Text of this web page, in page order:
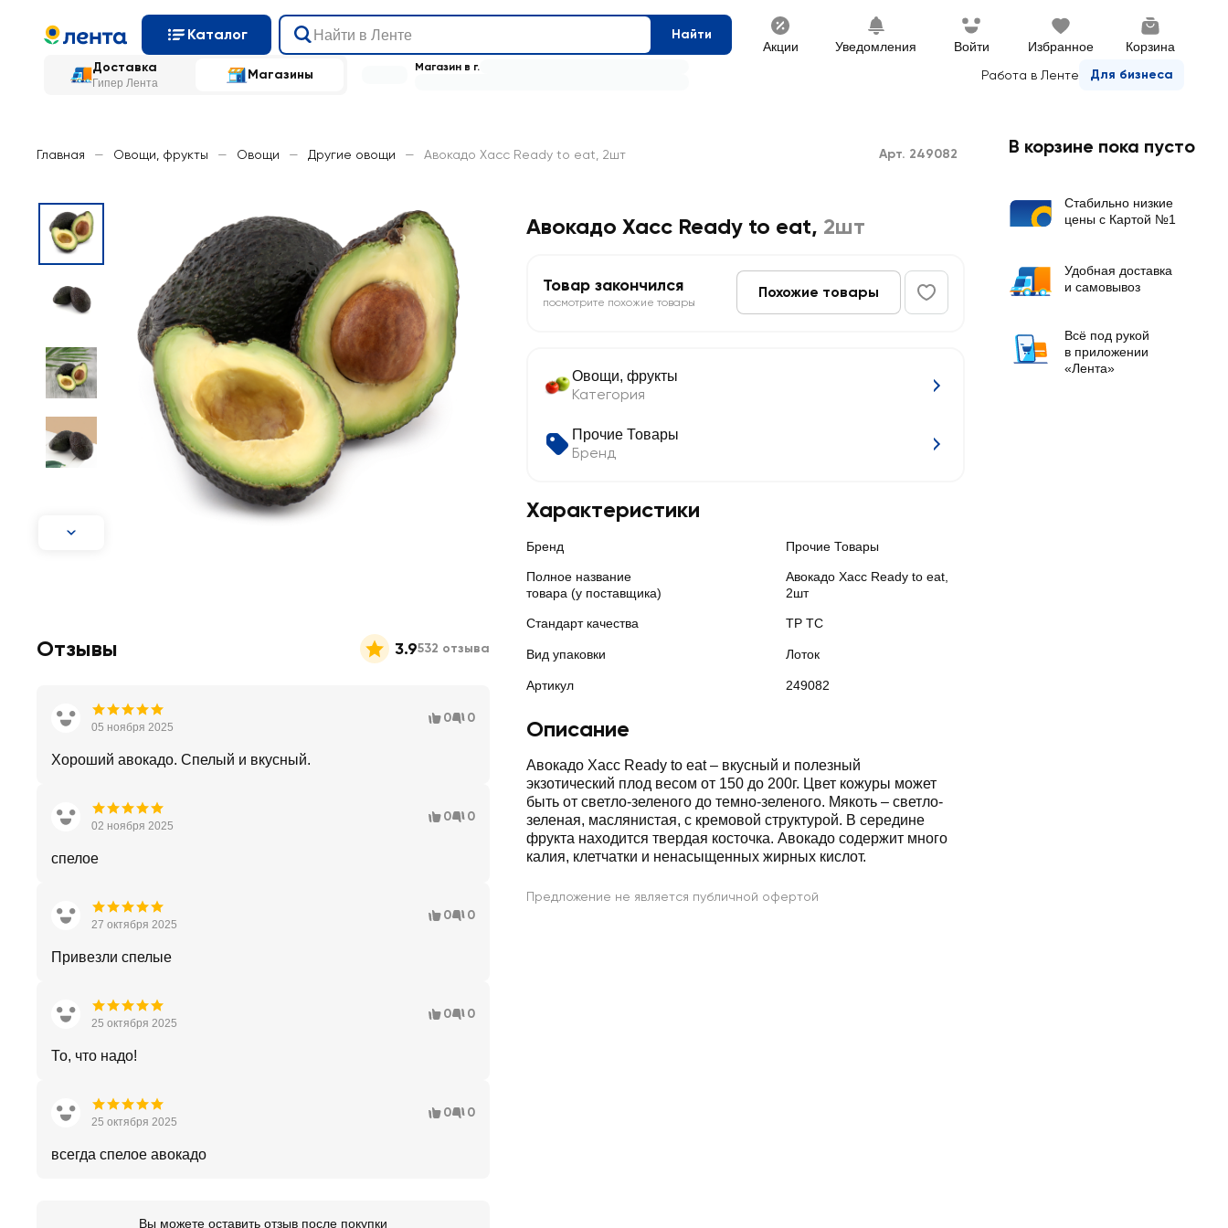
Каталог Найти
Акции Уведомления Войти Избранное Корзина
Доставка
Гипер Лента
Магазины Работа в Ленте Для бизнеса
Магазин в г.
Главная — Овощи, фрукты — Овощи — Другие овощи — Авокадо Xacc Ready to eat, 2шт Арт. 249082
Авокадо Xacc Ready to eat, 2шт
Товар закончился
посмотрите похожие товары
Похожие товары
Овощи, фрукты
Категория
Прочие Товары
Бренд
Характеристики
Бренд Прочие Товары
Полное название
товара (у поставщика)
Авокадо Xacc Ready to eat,
2шт
Стандарт качества ТР ТС
Вид упаковки Лоток
Артикул 249082
Описание
Авокадо Xacc Ready to eat – вкусный и полезный
экзотический плод весом от 150 до 200г. Цвет кожуры может
быть от светло-зеленого до темно-зеленого. Мякоть – светло-
зеленая, маслянистая, с кремовой структурой. В середине
фрукта находится твердая косточка. Авокадо содержит много
калия, клетчатки и ненасыщенных жирных кислот.
Предложение не является публичной офертой
Отзывы 3.9532 отзыва
05 ноября 2025
0 0
Хороший авокадо. Спелый и вкусный.
02 ноября 2025
0 0
спелое
27 октября 2025
0 0
Привезли спелые
25 октября 2025
0 0
То, что надо!
25 октября 2025
0 0
всегда спелое авокадо
Вы можете оставить отзыв после покупки
В корзине пока пусто
Стабильно низкие
цены с Картой №1
Удобная доставка
и самовывоз
Всё под рукой
в приложении
«Лента»